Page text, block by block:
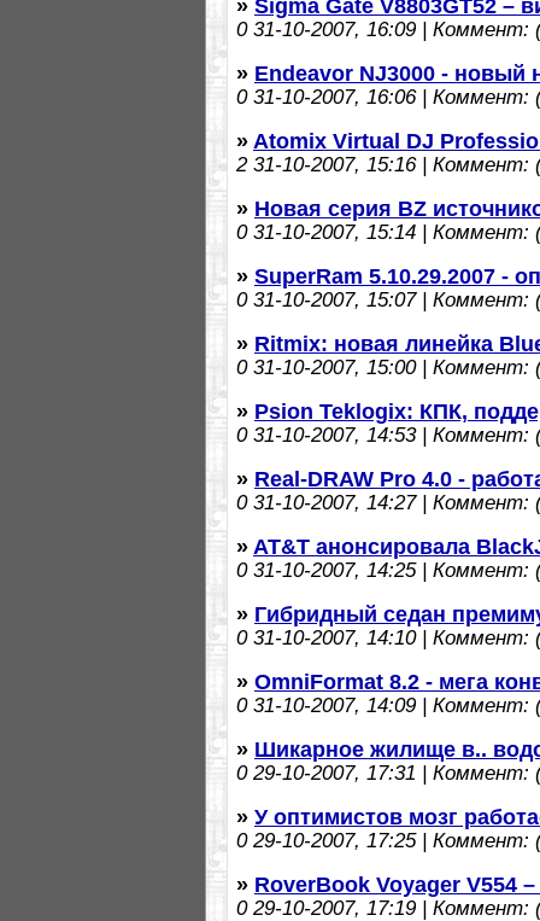
» Sigma Gate V8803GT52 –
031-10-2007, 16:09 | Коммент:
» Endeavor NJ3000 - новый
031-10-2007, 16:06 | Коммент:
» Atomix Virtual DJ
231-10-2007, 15:16 | Коммент:
» Новая серия BZ
031-10-2007, 15:14 | Коммент:
» SuperRam 5.10.29.2007 -
031-10-2007, 15:07 | Коммент:
» Ritmix: новая линейка
031-10-2007, 15:00 | Коммент:
» Psion Teklogix: КПК,
031-10-2007, 14:53 | Коммент:
» Real-DRAW Pro 4.0 -
031-10-2007, 14:27 | Коммент:
» AT&T анонсировала
031-10-2007, 14:25 | Коммент:
» Гибридный седан
031-10-2007, 14:10 | Коммент:
» OmniFormat 8.2 - мега
031-10-2007, 14:09 | Коммент:
» Шикарное жилище в..
029-10-2007, 17:31 | Коммент:
» У оптимистов мозг
029-10-2007, 17:25 | Коммент:
» RoverBook Voyager V554
029-10-2007, 17:19 | Коммент: